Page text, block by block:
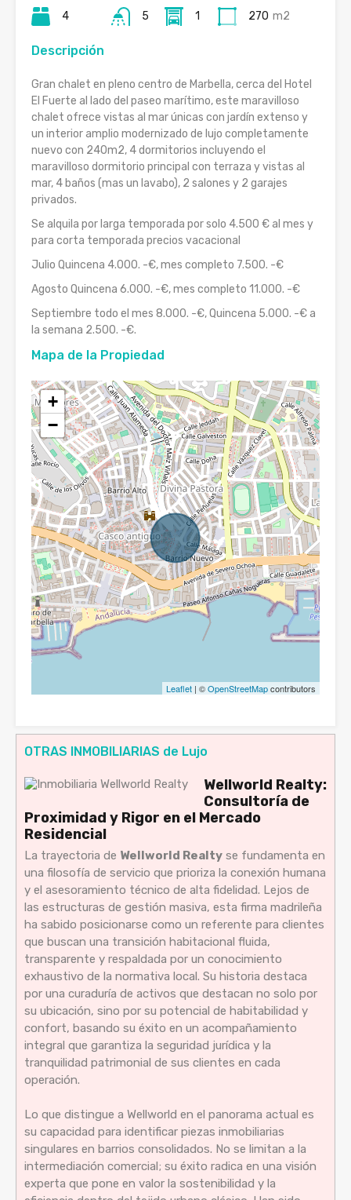
4 5 1 270 m2
Descripción
Gran chalet en pleno centro de Marbella, cerca del Hotel
El Fuerte al lado del paseo marítimo, este maravilloso
chalet ofrece vistas al mar únicas con jardín extenso y
un interior amplio modernizado de lujo completamente
nuevo con 240m2, 4 dormitorios incluyendo el
maravilloso dormitorio principal con terraza y vistas al
mar, 4 baños (mas un lavabo), 2 salones y 2 garajes
privados.
Se alquila por larga temporada por solo 4.500 € al mes y
para corta temporada precios vacacional
Julio Quincena 4.000. -€, mes completo 7.500. -€
Agosto Quincena 6.000. -€, mes completo 11.000. -€
Septiembre todo el mes 8.000. -€, Quincena 5.000. -€ a
la semana 2.500. -€.
Mapa de la Propiedad
+
−
Leaflet | ©OpenStreetMapcontributors
OTRAS INMOBILIARIAS de Lujo
Wellworld Realty:
Consultoría de
Proximidad y Rigor en el Mercado
Residencial
La trayectoria de Wellworld Realty se fundamenta en
una filosofía de servicio que prioriza la conexión humana
y el asesoramiento técnico de alta fidelidad. Lejos de
las estructuras de gestión masiva, esta firma madrileña
ha sabido posicionarse como un referente para clientes
que buscan una transición habitacional fluida,
transparente y respaldada por un conocimiento
exhaustivo de la normativa local. Su historia destaca
por una curaduría de activos que destacan no solo por
su ubicación, sino por su potencial de habitabilidad y
confort, basando su éxito en un acompañamiento
integral que garantiza la seguridad jurídica y la
tranquilidad patrimonial de sus clientes en cada
operación.
Lo que distingue a Wellworld en el panorama actual es
su capacidad para identificar piezas inmobiliarias
singulares en barrios consolidados. No se limitan a la
intermediación comercial; su éxito radica en una visión
experta que pone en valor la sostenibilidad y la